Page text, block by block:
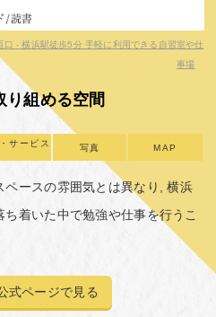
- 横浜駅徒歩5分 手軽に利用できる自習室や仕
事場
り組める空間
サービス 写真 MAP
ースの雰囲気とは異なり, 横浜
着いた中で勉強や仕事を行うこ
式ページで見る